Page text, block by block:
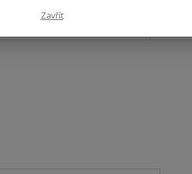
PŘEDOBJEDNÁVKY
Zavřít